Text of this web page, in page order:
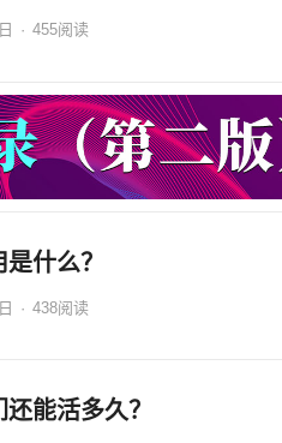
· 455阅读
什么？
· 438阅读
能活多久？